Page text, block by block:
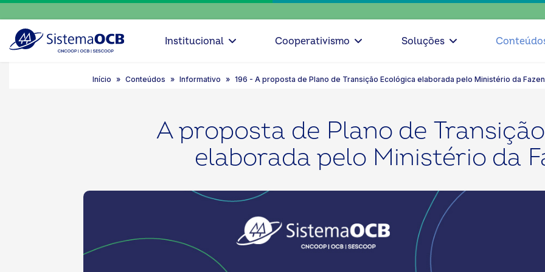
escolha
Institucional Cooperativismo Soluções
Início Conteúdos Informativo 196 - A proposta de Plano de Transição Ecológica elaborada pelo Ministério da
A proposta de Plano de
elaborada pelo Ministério da